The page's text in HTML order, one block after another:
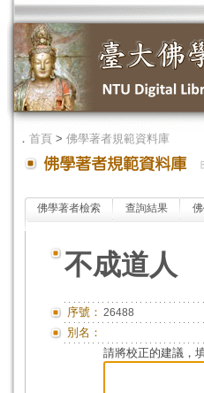
． 首頁 > 佛學著者規範資料庫
佛學著者檢索 查詢結果
不成道人
序號： 26488
別名：
請將校正的建議，